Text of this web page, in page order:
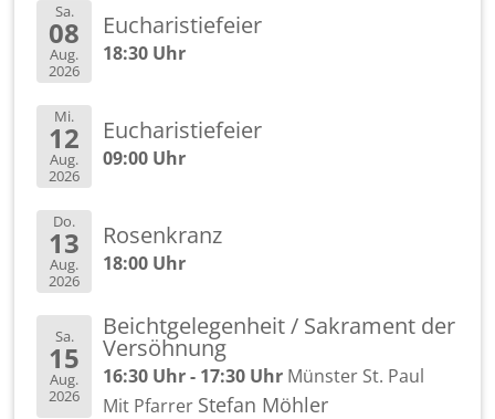
Sa.
08
Aug.
2026
Eu­cha­ris­tie­fei­er
18:30 Uhr
Mi.
12
Aug.
2026
Eu­cha­ris­tie­fei­er
09:00 Uhr
Do.
13
Aug.
2026
Ro­sen­kranz
18:00 Uhr
Sa.
15
Aug.
2026
Beicht­ge­le­gen­heit / Sa­kra­ment der
Ver­söh­nung
16:30 Uhr - 17:30 Uhr Müns­ter St. Paul
Mit Pfar­rer Ste­fan Möh­ler